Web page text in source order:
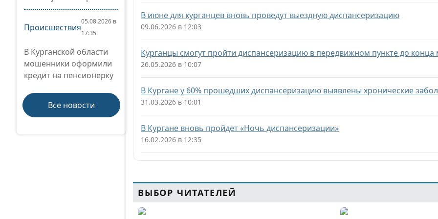
Происшествия
05.08.2026 в
17:35
В Курганской области
мошенники оформили
кредит на пенсионерку
Все новости
В июне для курганцев вновь проведут выездную диспансеризацию
09.06.2026 в 12:03
Курганцы смогут пройти диспансеризацию в передвижном пункте до конца
26.05.2026 в 10:07
В Кургане у 60% прошедших диспансеризацию выявлены хронические
31.03.2026 в 10:01
В Кургане вновь пройдет «Ночь диспансеризации»
16.02.2026 в 12:35
ВЫБОР ЧИТАТЕЛЕЙ